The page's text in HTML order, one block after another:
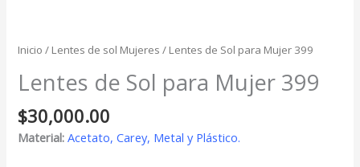
Inicio / Lentes de sol Mujeres / Lentes de Sol para Mujer 399
Lentes de Sol para Mujer 399
$30,000.00
Material: Acetato, Carey, Metal y Plástico.